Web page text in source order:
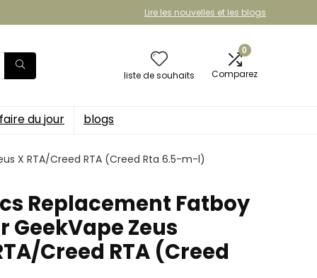
Lire les nouvelles et les blogs
liste de souhaits
0
Comparez
du jour blogs
X RTA/Creed RTA (Creed Rta 6.5-m-l)
Replacement Fatboy
GeekVape Zeus
Creed RTA (Creed